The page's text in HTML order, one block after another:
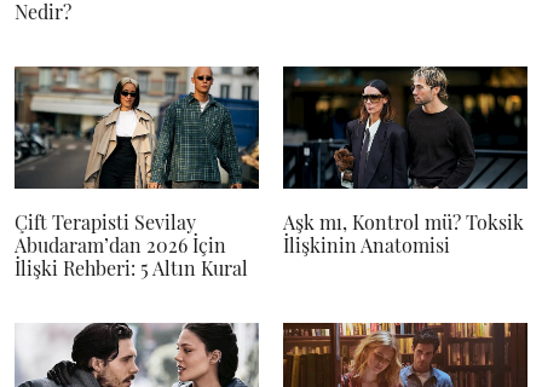
Nedir?
Çift Terapisti Sevilay
Abudaram’dan 2026 İçin
İlişki Rehberi: 5 Altın Kural
Aşk mı, Kontrol mü? Toksik
İlişkinin Anatomisi